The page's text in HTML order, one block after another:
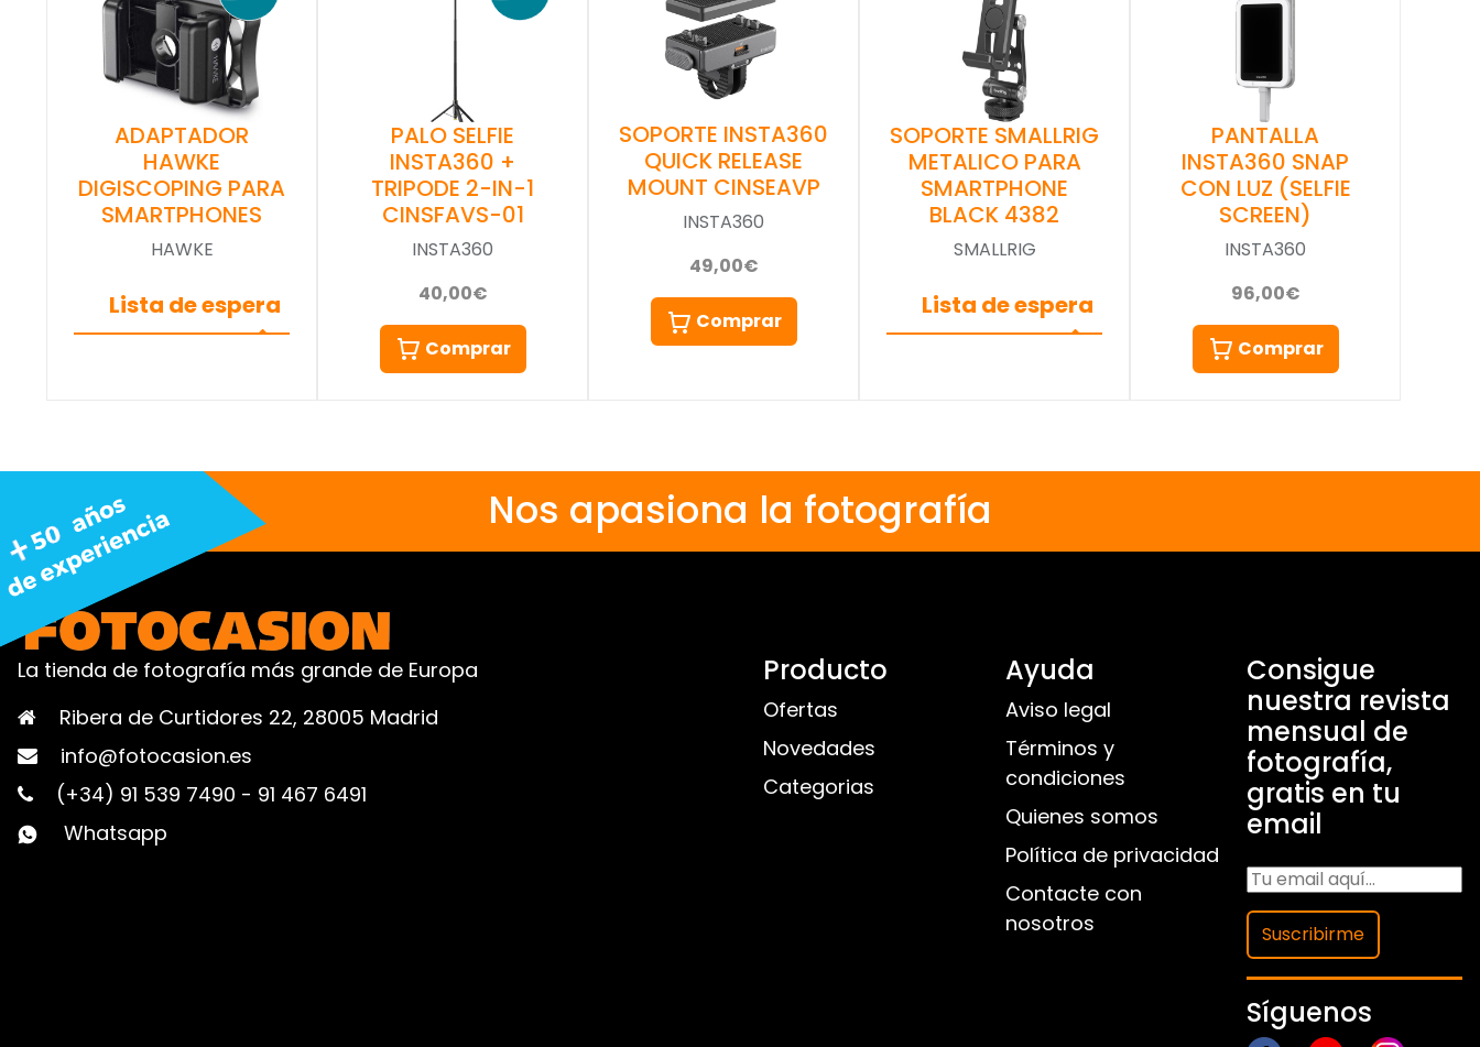
ADAPTADOR
HAWKE
DIGISCOPING PARA
SMARTPHONES
HAWKE
Lista de espera
PALO SELFIE
INSTA360 +
TRIPODE 2-IN-1
CINSFAVS-01
INSTA360
40,00€
Comprar
SOPORTE INSTA360
QUICK RELEASE
MOUNT CINSEAVP
INSTA360
49,00€
Comprar
SOPORTE SMALLRIG
METALICO PARA
SMARTPHONE
BLACK 4382
SMALLRIG
Lista de espera
PANTALLA
INSTA360 SNAP
CON LUZ (SELFIE
SCREEN)
INSTA360
96,00€
Comprar
Nos apasiona la fotografía
La tienda de fotografía más grande de Europa
Ribera de Curtidores 22, 28005 Madrid
info@fotocasion.es
(+34) 91 539 7490 - 91 467 6491
Whatsapp
Producto
Ofertas
Novedades
Categorias
Ayuda
Aviso legal
Términos y
condiciones
Quienes somos
Política de privacidad
Contacte con
nosotros
Consigue
nuestra revista
mensual de
fotografía,
gratis en tu
email
Suscribirme
Síguenos